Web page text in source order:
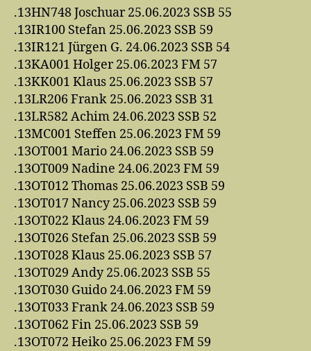
.13HN748 Joschuar 25.06.2023 SSB 55
.13IR100 Stefan 25.06.2023 SSB 59
.13IR121 Jürgen G. 24.06.2023 SSB 54
.13KA001 Holger 25.06.2023 FM 57
.13KK001 Klaus 25.06.2023 SSB 57
.13LR206 Frank 25.06.2023 SSB 31
.13LR582 Achim 24.06.2023 SSB 52
.13MC001 Steffen 25.06.2023 FM 59
.13OT001 Mario 24.06.2023 SSB 59
.13OT009 Nadine 24.06.2023 FM 59
.13OT012 Thomas 25.06.2023 SSB 59
.13OT017 Nancy 25.06.2023 SSB 59
.13OT022 Klaus 24.06.2023 FM 59
.13OT026 Stefan 25.06.2023 SSB 59
.13OT028 Klaus 25.06.2023 SSB 57
.13OT029 Andy 25.06.2023 SSB 55
.13OT030 Guido 24.06.2023 FM 59
.13OT033 Frank 24.06.2023 SSB 59
.13OT062 Fin 25.06.2023 SSB 59
.13OT072 Heiko 25.06.2023 FM 59